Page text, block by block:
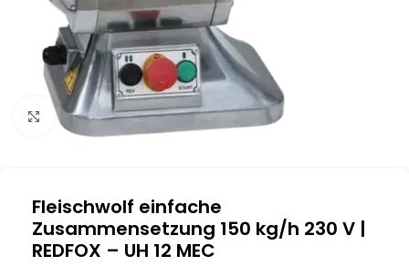
Klick zum Vergrößern
Fleischwolf einfache
Zusammensetzung 150 kg/h 230 V |
REDFOX – UH 12 MEC